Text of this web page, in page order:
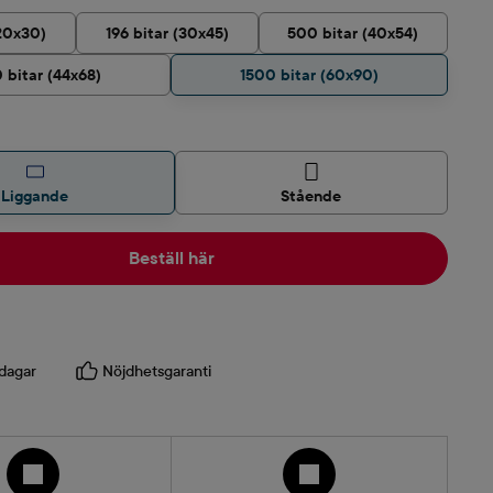
196 bitar (30x45) 500 bitar (40x54)
bitar (44x68) 1500 bitar (60x90)
Liggande Stående
Beställ här
Nöjdhetsgaranti